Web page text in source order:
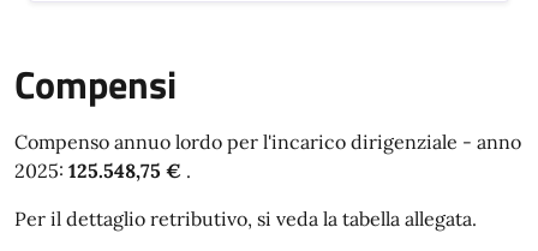
Compensi
Compenso annuo lordo per l'incarico dirigenziale - anno
2025: 125.548,75 € .
Per il dettaglio retributivo, si veda la tabella allegata.